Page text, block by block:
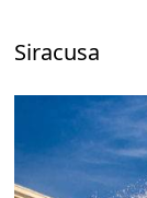
Siracusa